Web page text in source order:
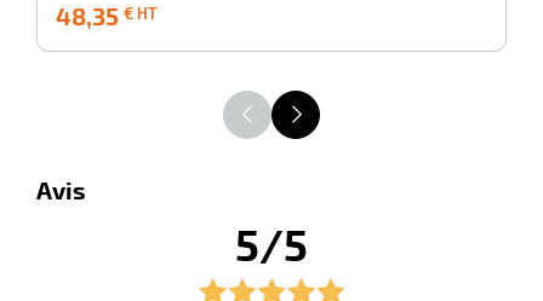
48,35 € HT
HT
Avis
5/5